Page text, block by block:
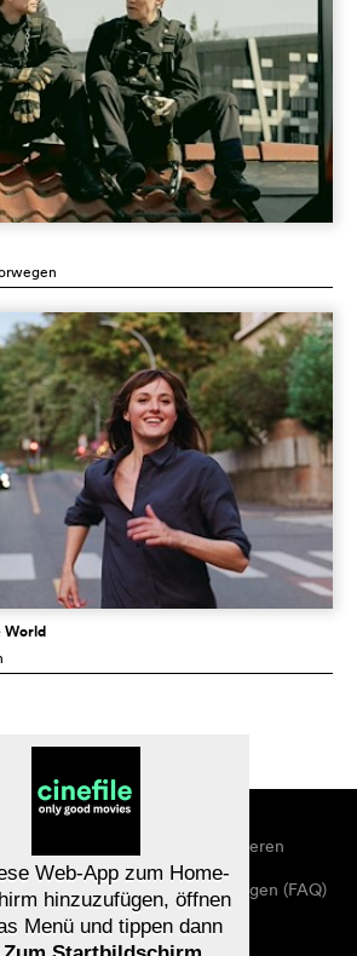
World
Registrieren/abonnieren
Newsletter
Häufig gestellte Fragen (FAQ)
Gutscheine
Web-App zum Home-
hinzuzufügen, öffnen
Menü und tippen dann